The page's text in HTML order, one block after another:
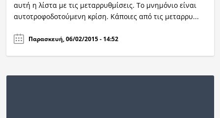
αυτή η λίστα με τις μεταρρυθμίσεις. Το μνημόνιο είναι
αυτοτροφοδοτούμενη κρίση. Κάποιες από τις μεταρρυ...
Παρασκευή, 06/02/2015 - 14:52